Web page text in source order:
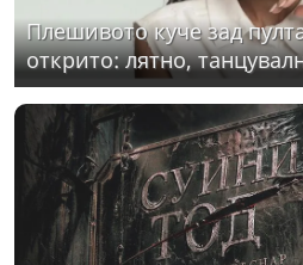
Плешивото куче зад
открито: лятно,